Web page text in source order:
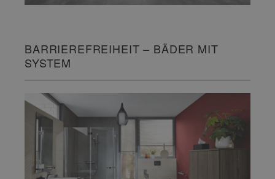
BARRIEREFREIHEIT – BÄDER MIT
SYSTEM